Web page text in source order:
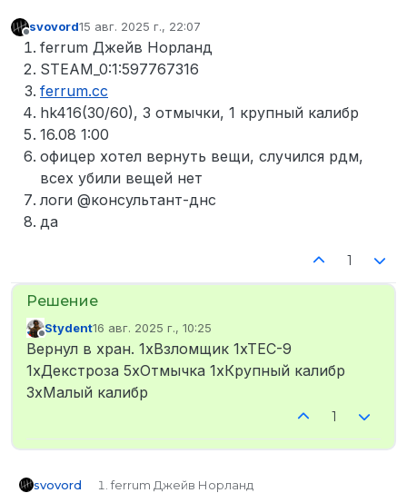
Не в сети
svovord15 авг. 2025 г., 22:07
отредактировано
ferrum Джейв Норланд
STEAM_0:1:597767316
ferrum.cc
hk416(30/60), 3 отмычки, 1 крупный калибр
16.08 1:00
офицер хотел вернуть вещи, случился рдм,
всех убили вещей нет
логи @консультант-днс
да
1
Не в сети
Stydent16 авг. 2025 г., 10:25
отредактировано
Вернул в хран. 1xВзломщик 1xTEC-9
1xДекстроза 5xОтмычка 1xКрупный калибр
3xМалый калибр
1
svovord
ferrum Джейв Норланд